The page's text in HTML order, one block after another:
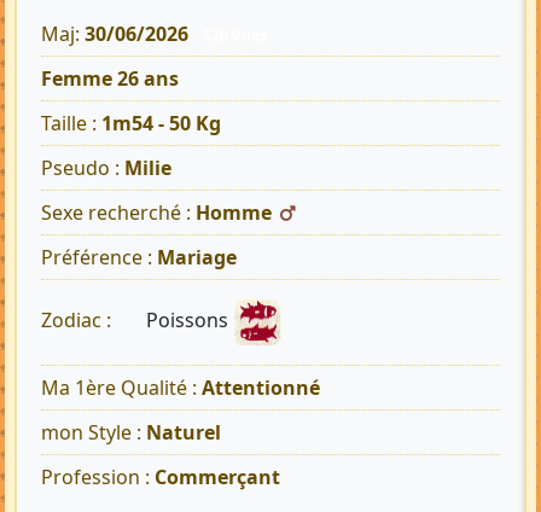
Maj: 30/06/2026
Femme 26 ans
Taille : 1m54 - 50 Kg
Pseudo : Milie
Sexe recherché : Homme
Préférence : Mariage
Zodiac : Poissons
Ma 1ère Qualité : Attentionné
mon Style : Naturel
Profession : Commerçant